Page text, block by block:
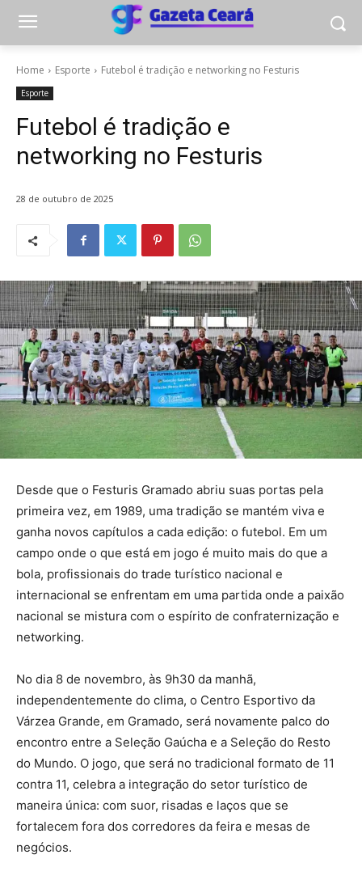
Home Esporte Futebol é tradição e networking no Festuris
Esporte
Futebol é tradição e
networking no Festuris
28 de outubro de 2025
Desde que o Festuris Gramado abriu suas portas pela
primeira vez, em 1989, uma tradição se mantém viva e
ganha novos capítulos a cada edição: o futebol. Em um
campo onde o que está em jogo é muito mais do que a
bola, profissionais do trade turístico nacional e
internacional se enfrentam em uma partida onde a paixão
nacional se mistura com o espírito de confraternização e
networking.
No dia 8 de novembro, às 9h30 da manhã,
independentemente do clima, o Centro Esportivo da
Várzea Grande, em Gramado, será novamente palco do
encontro entre a Seleção Gaúcha e a Seleção do Resto
do Mundo. O jogo, que será no tradicional formato de 11
contra 11, celebra a integração do setor turístico de
maneira única: com suor, risadas e laços que se
fortalecem fora dos corredores da feira e mesas de
negócios.